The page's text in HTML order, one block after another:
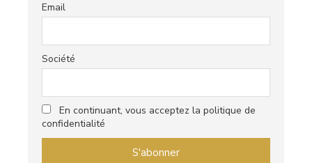
Email
Société
En continuant, vous acceptez la politique de
confidentialité